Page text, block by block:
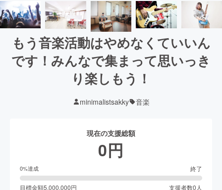
もう音楽活動はやめなくていいん
です！みんなで集まって思いっき
り楽しもう！
minimalistsakky 音楽
現在の支援総額
0円
0%達成 終了
目標金額5,000,000円 支援者数0 人